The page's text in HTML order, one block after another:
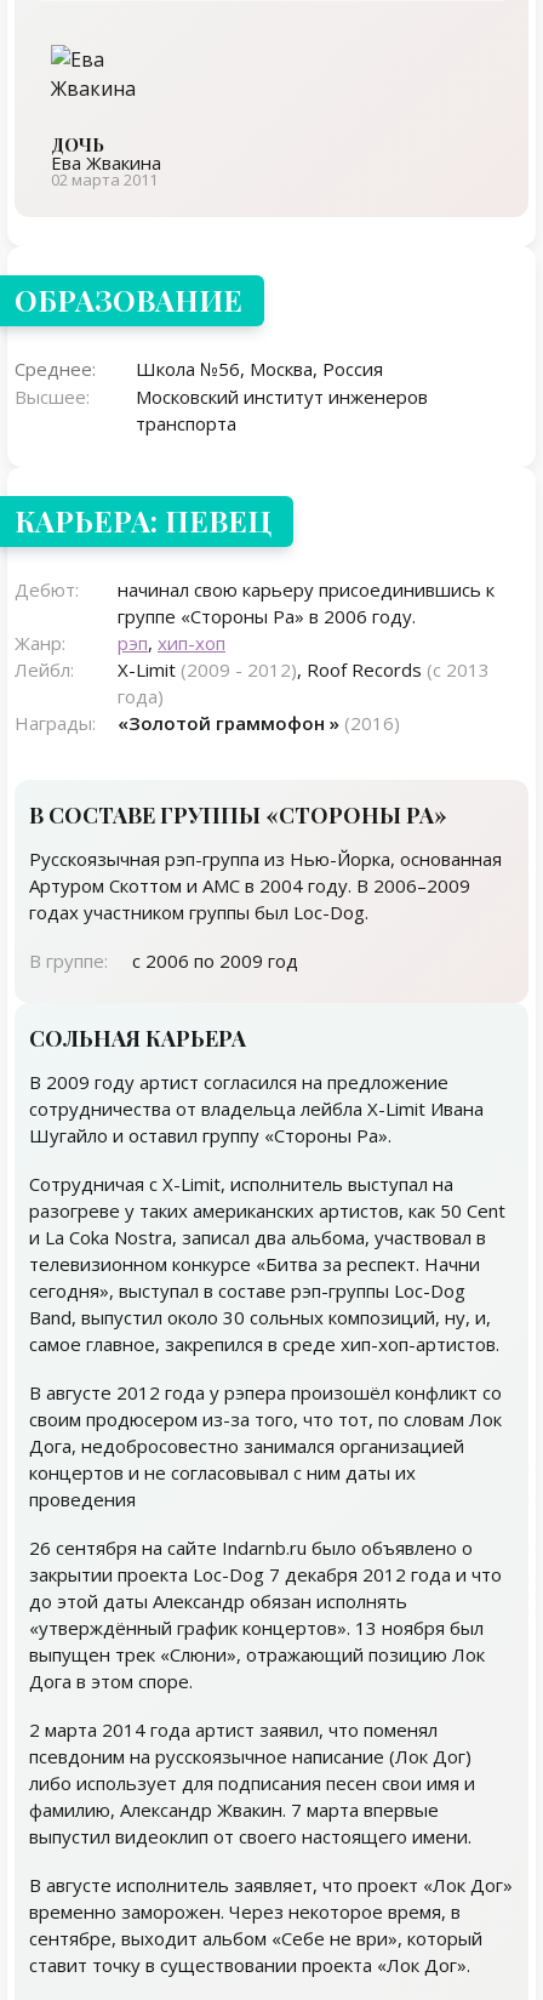
ДОЧЬ
Ева Жвакина
02 марта 2011
ОБРАЗОВАНИЕ
Среднее:
Школа №56, Москва, Россия
Высшее:
Московский институт инженеров
транспорта
КАРЬЕРА: ПЕВЕЦ
Дебют:
начинал свою карьеру присоединившись к
группе «Стороны Ра» в 2006 году.
Жанр:
рэп, хип-хоп
Лейбл:
X-Limit (2009 - 2012), Roof Records (с 2013
года)
Награды:
«Золотой граммофон » (2016)
В СОСТАВЕ ГРУППЫ «СТОРОНЫ РА»
Русскоязычная рэп-группа из Нью-Йорка, основанная
Артуром Скоттом и AMC в 2004 году. В 2006–2009
годах участником группы был Loc-Dog.
В группе:
с 2006 по 2009 год
СОЛЬНАЯ КАРЬЕРА
В 2009 году артист согласился на предложение
сотрудничества от владельца лейбла X-Limit Ивана
Шугайло и оставил группу «Стороны Ра».
Сотрудничая с X-Limit, исполнитель выступал на
разогреве у таких американских артистов, как 50 Cent
и La Coka Nostra, записал два альбома, участвовал в
телевизионном конкурсе «Битва за респект. Начни
сегодня», выступал в составе рэп-группы Loс-Dog
Band, выпустил около 30 сольных композиций, ну, и,
самое главное, закрепился в среде хип-хоп-артистов.
В августе 2012 года у рэпера произошёл конфликт со
своим продюсером из-за того, что тот, по словам Лок
Дога, недобросовестно занимался организацией
концертов и не согласовывал с ним даты их
проведения
26 сентября на сайте Indarnb.ru было объявлено о
закрытии проекта Loc-Dog 7 декабря 2012 года и что
до этой даты Александр обязан исполнять
«утверждённый график концертов». 13 ноября был
выпущен трек «Слюни», отражающий позицию Лок
Дога в этом споре.
2 марта 2014 года артист заявил, что поменял
псевдоним на русскоязычное написание (Лок Дог)
либо использует для подписания песен свои имя и
фамилию, Александр Жвакин. 7 марта впервые
выпустил видеоклип от своего настоящего имени.
В августе исполнитель заявляет, что проект «Лок Дог»
временно заморожен. Через некоторое время, в
сентябре, выходит альбом «Себе не ври», который
ставит точку в существовании проекта «Лок Дог».